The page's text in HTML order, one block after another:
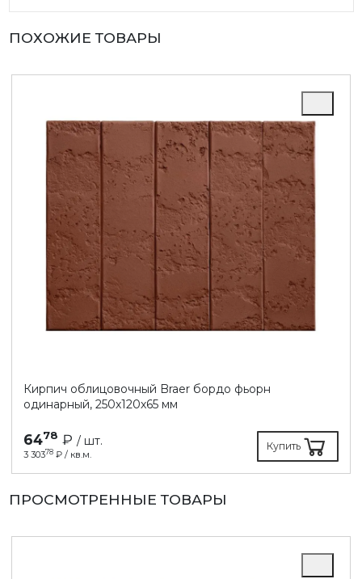
ПОХОЖИЕ ТОВАРЫ
Кирпич облицовочный Braer бордо фьорн
одинарный, 250х120х65 мм
6478 ₽ / шт.
3 30378 ₽ / кв.м.
Купить
ПРОСМОТРЕННЫЕ ТОВАРЫ